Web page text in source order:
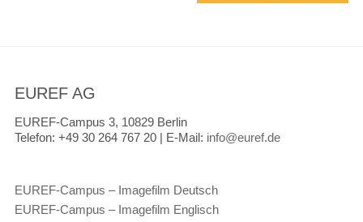
EUREF AG
EUREF-Campus 3, 10829 Berlin
Telefon: +49 30 264 767 20 | E-Mail: info@euref.de
EUREF-Campus – Imagefilm Deutsch
EUREF-Campus – Imagefilm Englisch